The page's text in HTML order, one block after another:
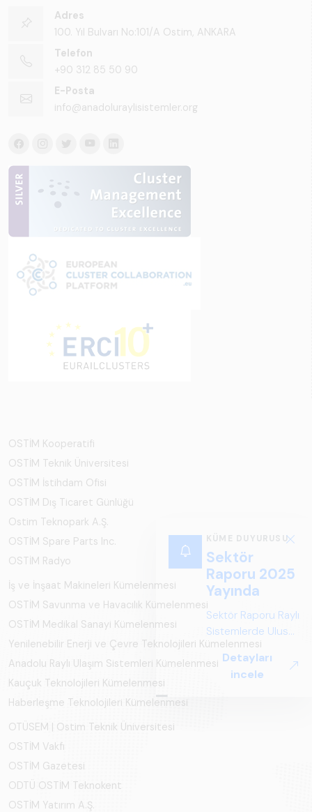
KÜME DUYURUSU
Sektör
Raporu 2025
Yayında
Sektör Raporu Raylı
Sistemlerde Ulusal
ve Küresel
Perspektif ARUS
tarafından
Detayları
incele
Adres
100. Yıl Bulvarı No:101/A Ostim, ANKARA
Telefon
+90 312 85 50 90
E-Posta
info@anadoluraylisistemler.org
OSTİM Kooperatifi
OSTİM Teknik Üniversitesi
OSTİM İstihdam Ofisi
OSTİM Dış Ticaret Günlüğü
Ostim Teknopark A.Ş.
OSTİM Spare Parts Inc.
OSTİM Radyo
İş ve İnşaat Makineleri Kümelenmesi
OSTİM Savunma ve Havacılık Kümelenmesi
OSTİM Medikal Sanayi Kümelenmesi
Yenilenebilir Enerji ve Çevre Teknolojileri Kümelenmesi
Anadolu Raylı Ulaşım Sistemleri Kümelenmesi
Kauçuk Teknolojileri Kümelenmesi
Haberleşme Teknolojileri Kümelenmesi
OTÜSEM | Ostim Teknik Üniversitesi
OSTİM Vakfı
OSTİM Gazetesi
ODTÜ OSTİM Teknokent
OSTİM Yatırım A.Ş.